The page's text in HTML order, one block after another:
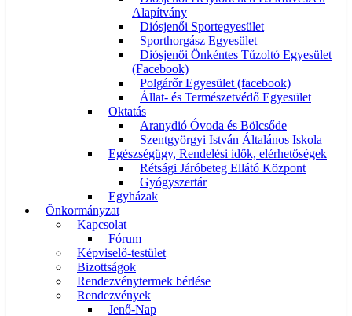
Alapítvány
Diósjenői Sportegyesület
Sporthorgász Egyesület
Diósjenői Önkéntes Tűzoltó Egyesület
(Facebook)
Polgárőr Egyesület (facebook)
Állat- és Természetvédő Egyesület
Oktatás
Aranydió Óvoda és Bölcsőde
Szentgyörgyi István Általános Iskola
Egészségügy, Rendelési idők, elérhetőségek
Rétsági Járóbeteg Ellátó Központ
Gyógyszertár
Egyházak
Önkormányzat
Kapcsolat
Fórum
Képviselő-testület
Bizottságok
Rendezvénytermek bérlése
Rendezvények
Jenő-Nap